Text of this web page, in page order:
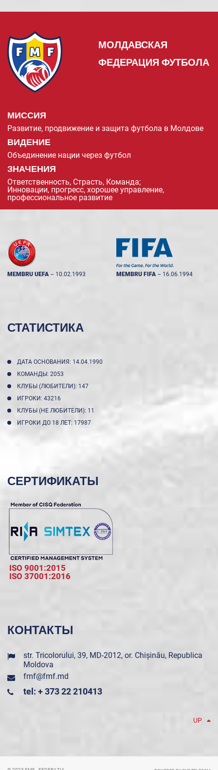
МОЛДАВСКАЯ
ФЕДЕРАЦИЯ ФУТБОЛА
МИССИЯ
Развитие, продвижение и защита футбола в Молдове
ВИДЕНИЕ
Объединение нации через футбол
ЗНАЧЕНИЯ
Ответственность, Страсть, Команда;
Инновации, прогресс, хорошее управление,
профессиональное развитие
MEMBRU UEFA -- 10.02.1993 MEMBRU FIFA -- 16.06.1994
СТАТИСТИКА
ДАТА ОСНОВАНИЯ: 14.04.1990
КОМАНДЫ: 2053
КЛУБЫ (ЛЮБИТЕЛИ): 147
ИГРОКИ: 43216
КЛУБЫ (НЕ ЛЮБИТЕЛИ): 11
ИГРОКИ ДО 18 ЛЕТ: 17987
СЕРТИФИКАТЫ
ISO 9001:2015
ISO 37001:2016
КОНТАКТЫ
str. Tricolorului, 39, MD-2012, or. Chișinău, Republica
Moldova
fmf@fmf.md
tel: + 373 22 210413
UP